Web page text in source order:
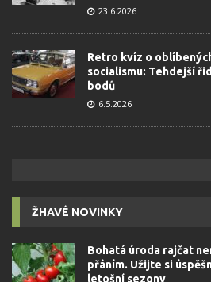
23.6.2026
Retro kvíz o
socialismu: Tehdejší
bodů
6.5.2026
ŽHAVÉ NOVINKY
Bohatá úroda rajčat
přáním. Užijte si
letošní sezony